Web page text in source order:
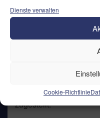
Dienste verwalten
Cookie-Richtlinie
das Internet buchen!
Auf Wunsch werden
zugestellt.